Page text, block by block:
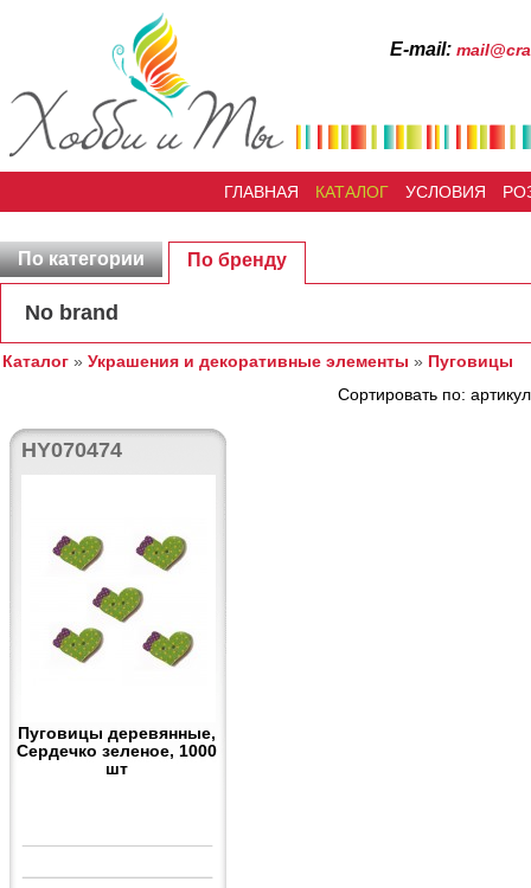
Е-mail:
ГЛАВНАЯ КАТАЛОГ УСЛОВИЯ
По категории По бренду
No brand
Каталог » Украшения и декоративные элементы » Пуговицы
Сортировать по:
HY070474
Пуговицы деревянные,
Сердечко зеленое, 1000
шт